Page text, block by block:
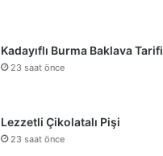
Kadayıflı Burma Baklava Tarifi
23 saat önce
Lezzetli Çikolatalı Pişi
23 saat önce